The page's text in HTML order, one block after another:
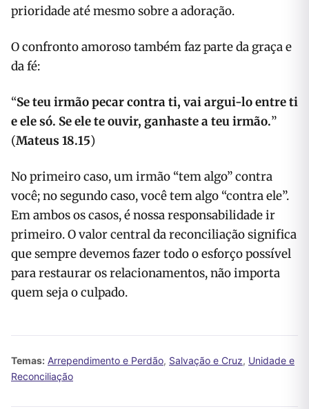
prioridade até mesmo sobre a adoração.
O confronto amoroso também faz parte da graça e
da fé:
“Se teu irmão pecar contra ti, vai argui-lo entre ti
e ele só. Se ele te ouvir, ganhaste a teu irmão.”
(Mateus 18.15)
No primeiro caso, um irmão “tem algo” contra
você; no segundo caso, você tem algo “contra ele”.
Em ambos os casos, é nossa responsabilidade ir
primeiro. O valor central da reconciliação significa
que sempre devemos fazer todo o esforço possível
para restaurar os relacionamentos, não importa
quem seja o culpado.
Temas: Arrependimento e Perdão, Salvação e Cruz, Unidade e
Reconciliação